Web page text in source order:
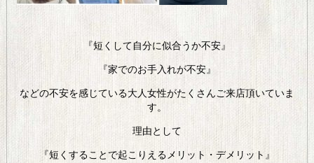
『短くして自分に似合うか不安』
『家でのお手入れが不安』
などの不安を感じている大人女性がたくさんご来店頂いていま
す。
理由として
『短くすることで起こりえるメリット・デメリット』